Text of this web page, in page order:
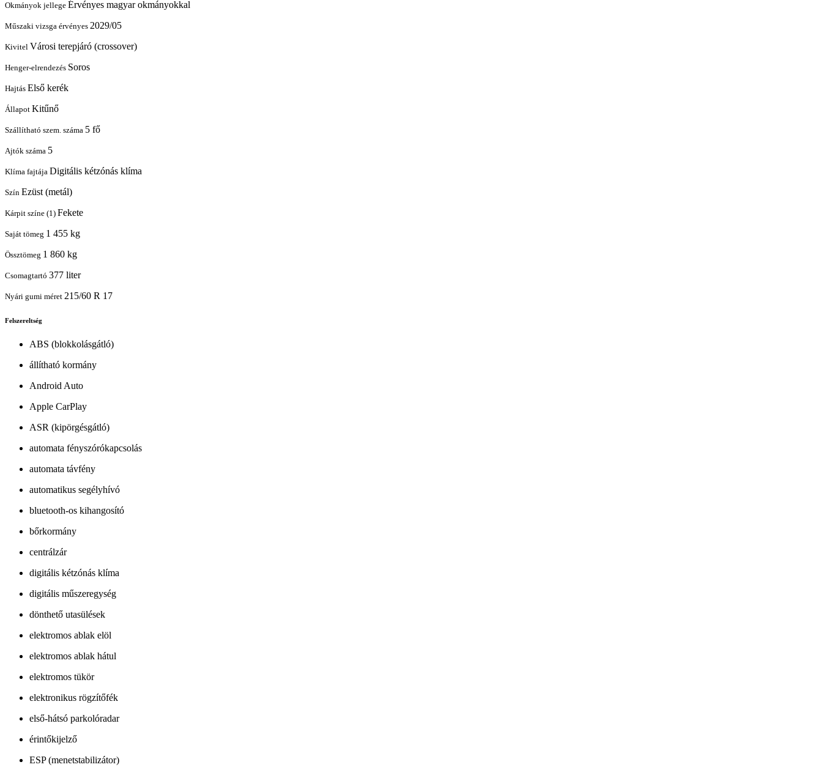
Okmányok jellege Érvényes magyar okmányokkal
Műszaki vizsga érvényes 2029/05
Kivitel Városi terepjáró (crossover)
Henger-elrendezés Soros
Hajtás Első kerék
Állapot Kitűnő
Szállítható szem. száma 5 fő
Ajtók száma 5
Klíma fajtája Digitális kétzónás klíma
Szín Ezüst (metál)
Kárpit színe (1) Fekete
Saját tömeg 1 455 kg
Össztömeg 1 860 kg
Csomagtartó 377 liter
Nyári gumi méret 215/60 R 17
Felszereltség
ABS (blokkolásgátló)
állítható kormány
Android Auto
Apple CarPlay
ASR (kipörgésgátló)
automata fényszórókapcsolás
automata távfény
automatikus segélyhívó
bluetooth-os kihangosító
bőrkormány
centrálzár
digitális kétzónás klíma
digitális műszeregység
dönthető utasülések
elektromos ablak elöl
elektromos ablak hátul
elektromos tükör
elektronikus rögzítőfék
első-hátsó parkolóradar
érintőkijelző
ESP (menetstabilizátor)